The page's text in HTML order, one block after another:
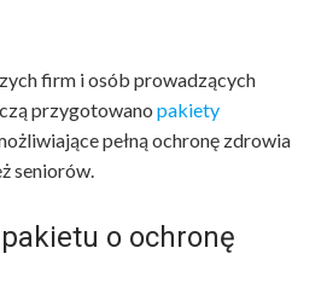
firm i osób prowadzących
przygotowano pakiety
pełną ochronę zdrowia
seniorów.
o ochronę